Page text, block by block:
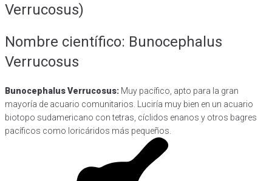
Verrucosus)
Nombre científico: Bunocephalus
Verrucosus
Bunocephalus Verrucosus: Muy pacífico, apto para la gran
mayoría de acuario comunitarios. Luciría muy bien en un acuario
biotopo sudamericano con tetras, cíclidos enanos y otros bagres
pacíficos como loricáridos más pequeños.